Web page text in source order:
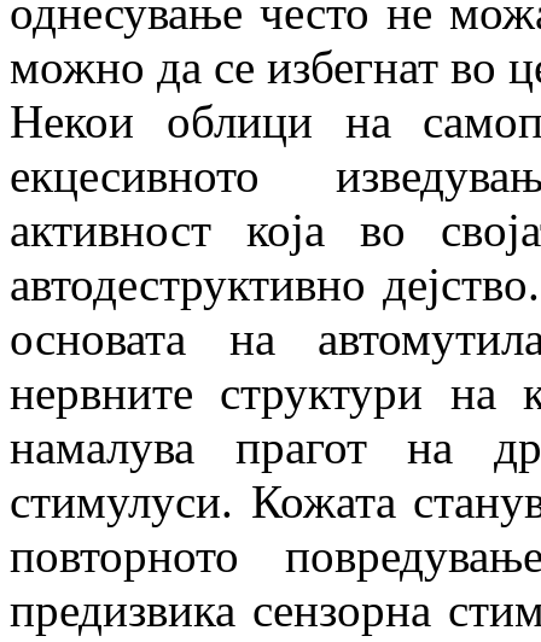
однесување често не
можно да се избегнат во
Некои облици на
екцесивното
активност која во
автодеструктивно
основата на
нервните структури на
намалува прагот на
стимулуси. Кожата
повторното
предизвика сензорна